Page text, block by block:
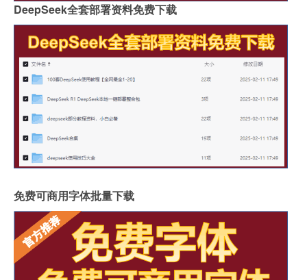
DeepSeek全套部署资料免费下载
免费可商用字体批量下载